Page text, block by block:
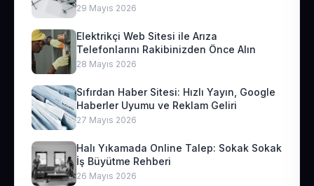
29 Mayıs 2026
Elektrikçi Web Sitesi ile Arıza
Telefonlarını Rakibinizden Önce Alın
28 Mayıs 2026
Sıfırdan Haber Sitesi: Hızlı Yayın, Google
Haberler Uyumu ve Reklam Geliri
27 Mayıs 2026
Halı Yıkamada Online Talep: Sokak Sokak
İş Büyütme Rehberi
26 Mayıs 2026